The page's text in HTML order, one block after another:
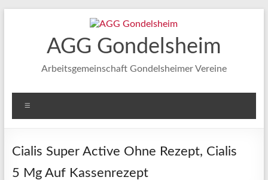
AGG Gondelsheim
Arbeitsgemeinschaft Gondelsheimer Vereine
Cialis Super Active Ohne Rezept, Cialis
5 Mg Auf Kassenrezept